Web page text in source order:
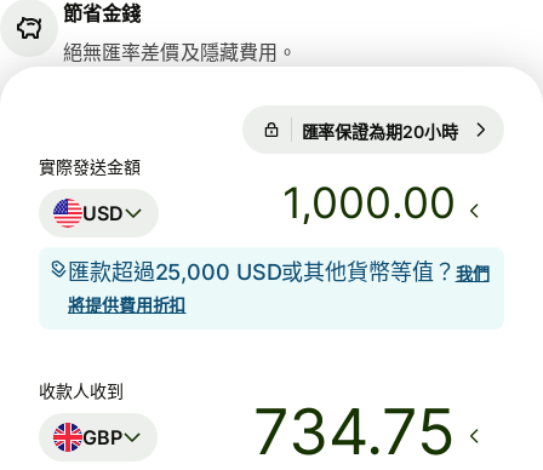
節省金錢
絕無匯率差價及隱藏費用。
匯率保證為期20小時
實際發送金額
USD .00
匯款超過25,000 USD或其他貨幣等值？ 我們
將提供費用折扣
收款人收到
GBP